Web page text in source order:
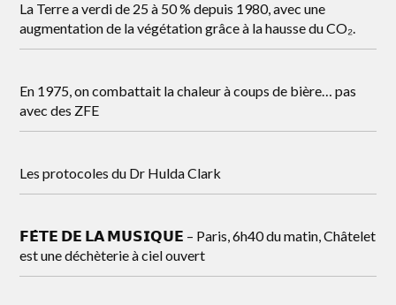
La Terre a verdi de 25 à 50 % depuis 1980, avec une
augmentation de la végétation grâce à la hausse du CO₂.
En 1975, on combattait la chaleur à coups de bière… pas
avec des ZFE
Les protocoles du Dr Hulda Clark
𝗙𝗘̂𝗧𝗘 𝗗𝗘 𝗟𝗔 𝗠𝗨𝗦𝗜𝗤𝗨𝗘 – Paris, 6h40 du matin, Châtelet
est une déchèterie à ciel ouvert